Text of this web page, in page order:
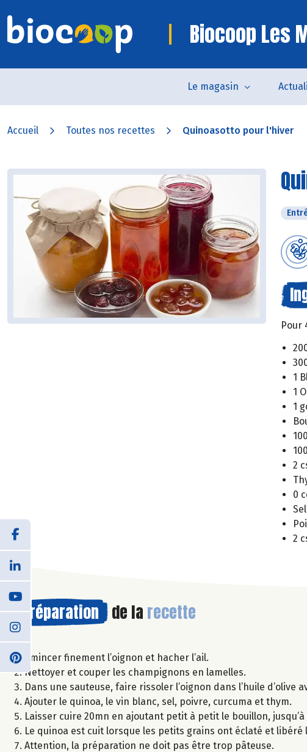
Biocoop Les
Le magasin
Accueil Toutes nos recettes Quinoasotto pour l'hiver
Pour
1
1
1
2
0
Sel
2
Préparation de la recette
Emincer finement l’oignon et hacher l’ail.
Nettoyer et couper les champignons en lamelles.
Dans une sauteuse, faire rissoler l’oignon dans l’huile d’olive
Ajouter le quinoa, le vin blanc, sel, poivre, curcuma et thym.
Laisser cuire 20mn en ajoutant petit à petit le bouillon,
Le quinoa est cuit lorsque les petits grains ont éclaté et libéré
Attention, la préparation ne doit pas être trop pâteuse.